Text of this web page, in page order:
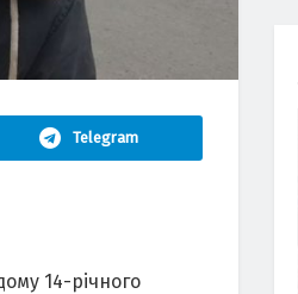
Telegram
14-річного